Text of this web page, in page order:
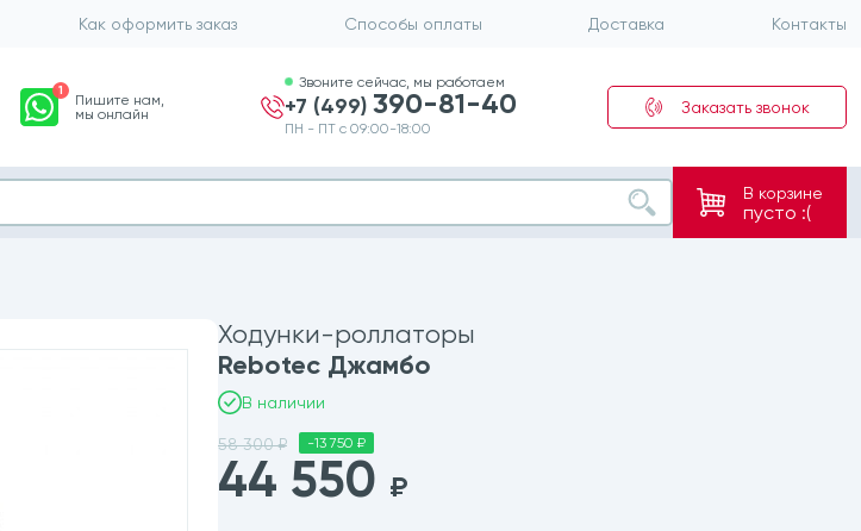
Как оформить заказ Способы оплаты Доставка Контакты
Пишите нам,
мы онлайн
Звоните сейчас, мы работаем
+7 (499) 390-81-40
ПН - ПТ с 09:00-18:00
Заказать звонок
В корзине
пусто :(
Ходунки-роллаторы
Rebotec Джамбо
В наличии
58 300 ₽ -13 750 ₽
44 550 ₽